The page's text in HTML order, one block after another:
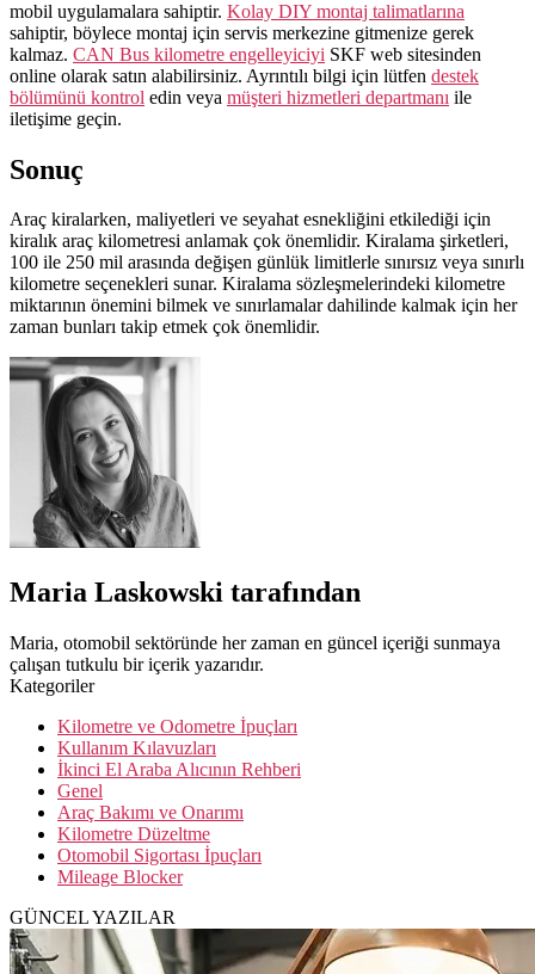
mobil uygulamalara sahiptir. Kolay DIY montaj talimatlarına
sahiptir, böylece montaj için servis merkezine gitmenize gerek
kalmaz. CAN Bus kilometre engelleyiciyi SKF web sitesinden
online olarak satın alabilirsiniz. Ayrıntılı bilgi için lütfen destek
bölümünü kontrol edin veya müşteri hizmetleri departmanı ile
iletişime geçin.
Sonuç
Araç kiralarken, maliyetleri ve seyahat esnekliğini etkilediği için
kiralık araç kilometresi anlamak çok önemlidir. Kiralama şirketleri,
100 ile 250 mil arasında değişen günlük limitlerle sınırsız veya sınırlı
kilometre seçenekleri sunar. Kiralama sözleşmelerindeki kilometre
miktarının önemini bilmek ve sınırlamalar dahilinde kalmak için her
zaman bunları takip etmek çok önemlidir.
Maria Laskowski tarafından
Maria, otomobil sektöründe her zaman en güncel içeriği sunmaya
çalışan tutkulu bir içerik yazarıdır.
Kategoriler
Kilometre ve Odometre İpuçları
Kullanım Kılavuzları
İkinci El Araba Alıcının Rehberi
Genel
Araç Bakımı ve Onarımı
Kilometre Düzeltme
Otomobil Sigortası İpuçları
Mileage Blocker
GÜNCEL YAZILAR